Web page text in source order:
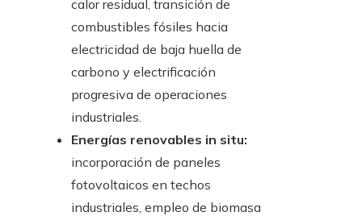
calor residual, transición de
combustibles fósiles hacia
electricidad de baja huella de
carbono y electrificación
progresiva de operaciones
industriales.
Energías renovables in situ:
incorporación de paneles
fotovoltaicos en techos
industriales, empleo de biomasa